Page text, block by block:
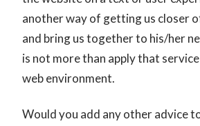
another way of getting us closer
and bring us together to his/her
is not more than apply that
web environment.
Would you add any other advice